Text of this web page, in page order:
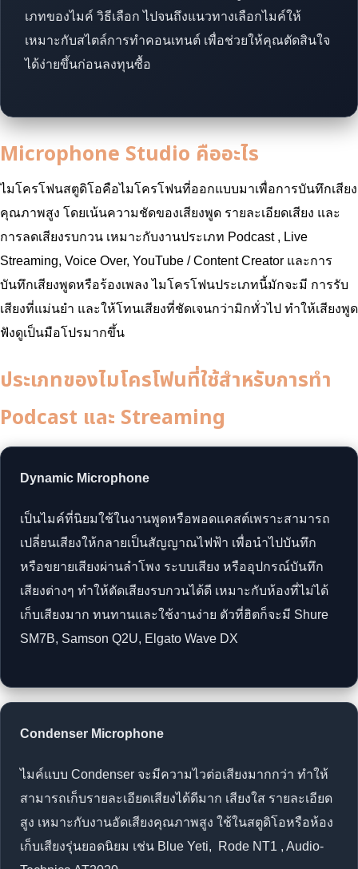
เภทของไมค์ วิธีเลือก ไปจนถึงแนวทางเลือกไมค์ให้
เหมาะกับสไตล์การทำคอนเทนต์ เพื่อช่วยให้คุณตัดสินใจ
ได้ง่ายขึ้นก่อนลงทุนซื้อ
Microphone Studio คืออะไร
ไมโครโฟนสตูดิโอคือไมโครโฟนที่ออกแบบมาเพื่อการบันทึกเสียง
คุณภาพสูง โดยเน้นความชัดของเสียงพูด รายละเอียดเสียง และ
การลดเสียงรบกวน เหมาะกับงานประเภท Podcast , Live
Streaming, Voice Over, YouTube / Content Creator และการ
บันทึกเสียงพูดหรือร้องเพลง ไมโครโฟนประเภทนี้มักจะมี การรับ
เสียงที่แม่นยำ และให้โทนเสียงที่ชัดเจนกว่ามิกทั่วไป ทำให้เสียงพูด
ฟังดูเป็นมือโปรมากขึ้น
ประเภทของไมโครโฟนที่ใช้สำหรับการทำ
Podcast และ Streaming
Dynamic Microphone
เป็นไมค์ที่นิยมใช้ในงานพูดหรือพอดแคสต์เพราะสามารถ
เปลี่ยนเสียงให้กลายเป็นสัญญาณไฟฟ้า เพื่อนำไปบันทึก
หรือขยายเสียงผ่านลำโพง ระบบเสียง หรืออุปกรณ์บันทึก
เสียงต่างๆ ทำให้ตัดเสียงรบกวนได้ดี เหมาะกับห้องที่ไม่ได้
เก็บเสียงมาก ทนทานและใช้งานง่าย ตัวที่ฮิตก็จะมี Shure
SM7B, Samson Q2U, Elgato Wave DX
Condenser Microphone
ไมค์แบบ Condenser จะมีความไวต่อเสียงมากกว่า ทำให้
สามารถเก็บรายละเอียดเสียงได้ดีมาก เสียงใส รายละเอียด
สูง เหมาะกับงานอัดเสียงคุณภาพสูง ใช้ในสตูดิโอหรือห้อง
เก็บเสียงรุ่นยอดนิยม เช่น Blue Yeti, Rode NT1 , Audio-